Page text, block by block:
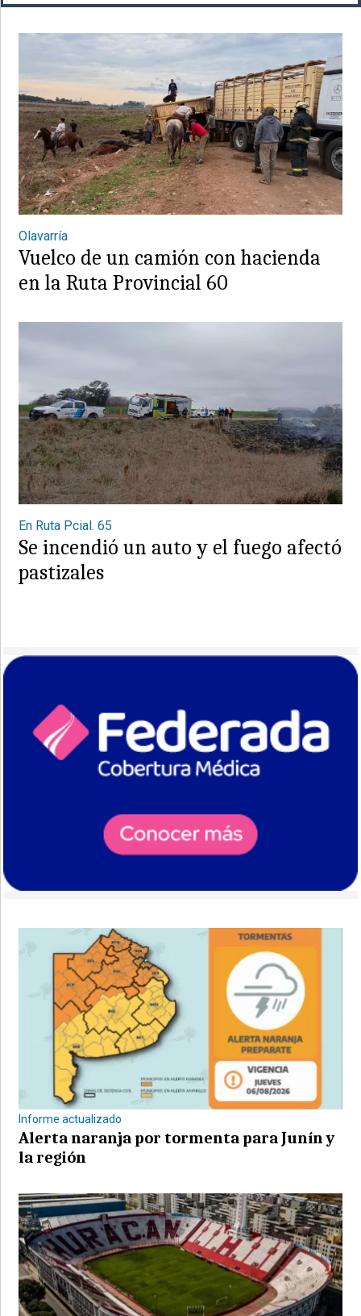
Olavarría
Vuelco de un camión con hacienda
en la Ruta Provincial 60
En Ruta Pcial. 65
Se incendió un auto y el fuego afectó
pastizales
Informe actualizado
Alerta naranja por tormenta para Junín y
la región